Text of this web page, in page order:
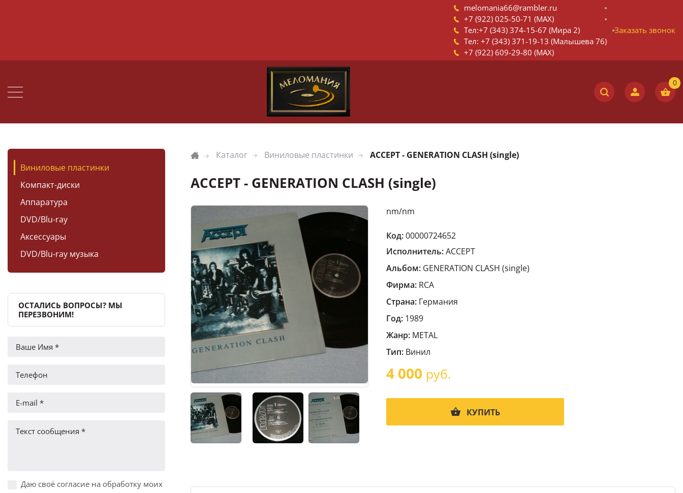
melomania66@rambler.ru
+7 (922) 025-50-71 (MAX)
Тел:+7 (343) 374-15-67 (Мира 2)
Тел: +7 (343) 371-19-13 (Малышева 76)
+7 (922) 609-29-80 (MAX)
Заказать звонок
Виниловые пластинки
Компакт-диски
Аппаратура
DVD/Blu-ray
Аксессуары
DVD/Blu-ray музыка
ОСТАЛИСЬ ВОПРОСЫ? МЫ
ПЕРЕЗВОНИМ!
Даю своё согласие на обработку моих
Каталог Виниловые пластинки ACCEPT - GENERATION CLASH (single)
ACCEPT - GENERATION CLASH (single)
nm/nm
Код:00000724652
Исполнитель:ACCEPT
Альбом: GENERATION CLASH (single)
Фирма: RCA
Страна: Германия
Год: 1989
Жанр: METAL
Тип: Винил
4 000 руб.
КУПИТЬ